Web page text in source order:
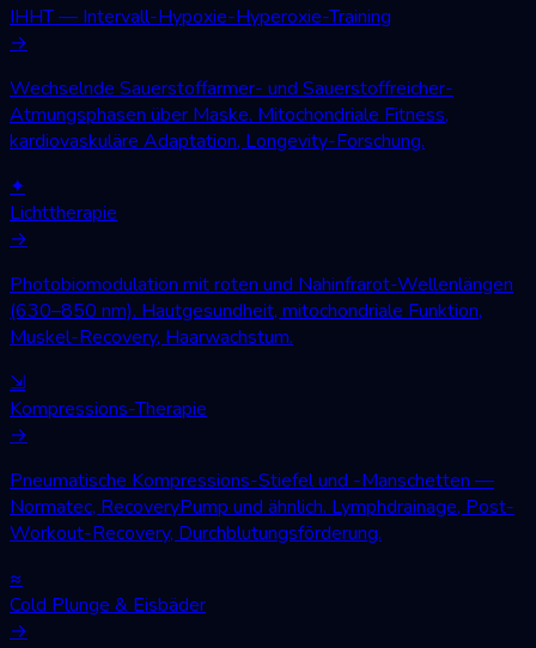
IHHT — Intervall-Hypoxie-Hyperoxie-Training
→
Wechselnde Sauerstoffarmer- und Sauerstoffreicher-
Atmungsphasen über Maske. Mitochondriale Fitness,
kardiovaskuläre Adaptation, Longevity-Forschung.
✦
Lichttherapie
→
Photobiomodulation mit roten und Nahinfrarot-Wellenlängen
(630–850 nm). Hautgesundheit, mitochondriale Funktion,
Muskel-Recovery, Haarwachstum.
⇲
Kompressions-Therapie
→
Pneumatische Kompressions-Stiefel und -Manschetten —
Normatec, RecoveryPump und ähnlich. Lymphdrainage, Post-
Workout-Recovery, Durchblutungsförderung.
≈
Cold Plunge & Eisbäder
→